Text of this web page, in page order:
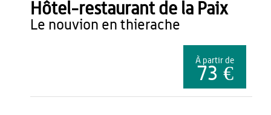
Hôtel-restaurant de la Paix
le nouvion en thierache
À partir de
73 €